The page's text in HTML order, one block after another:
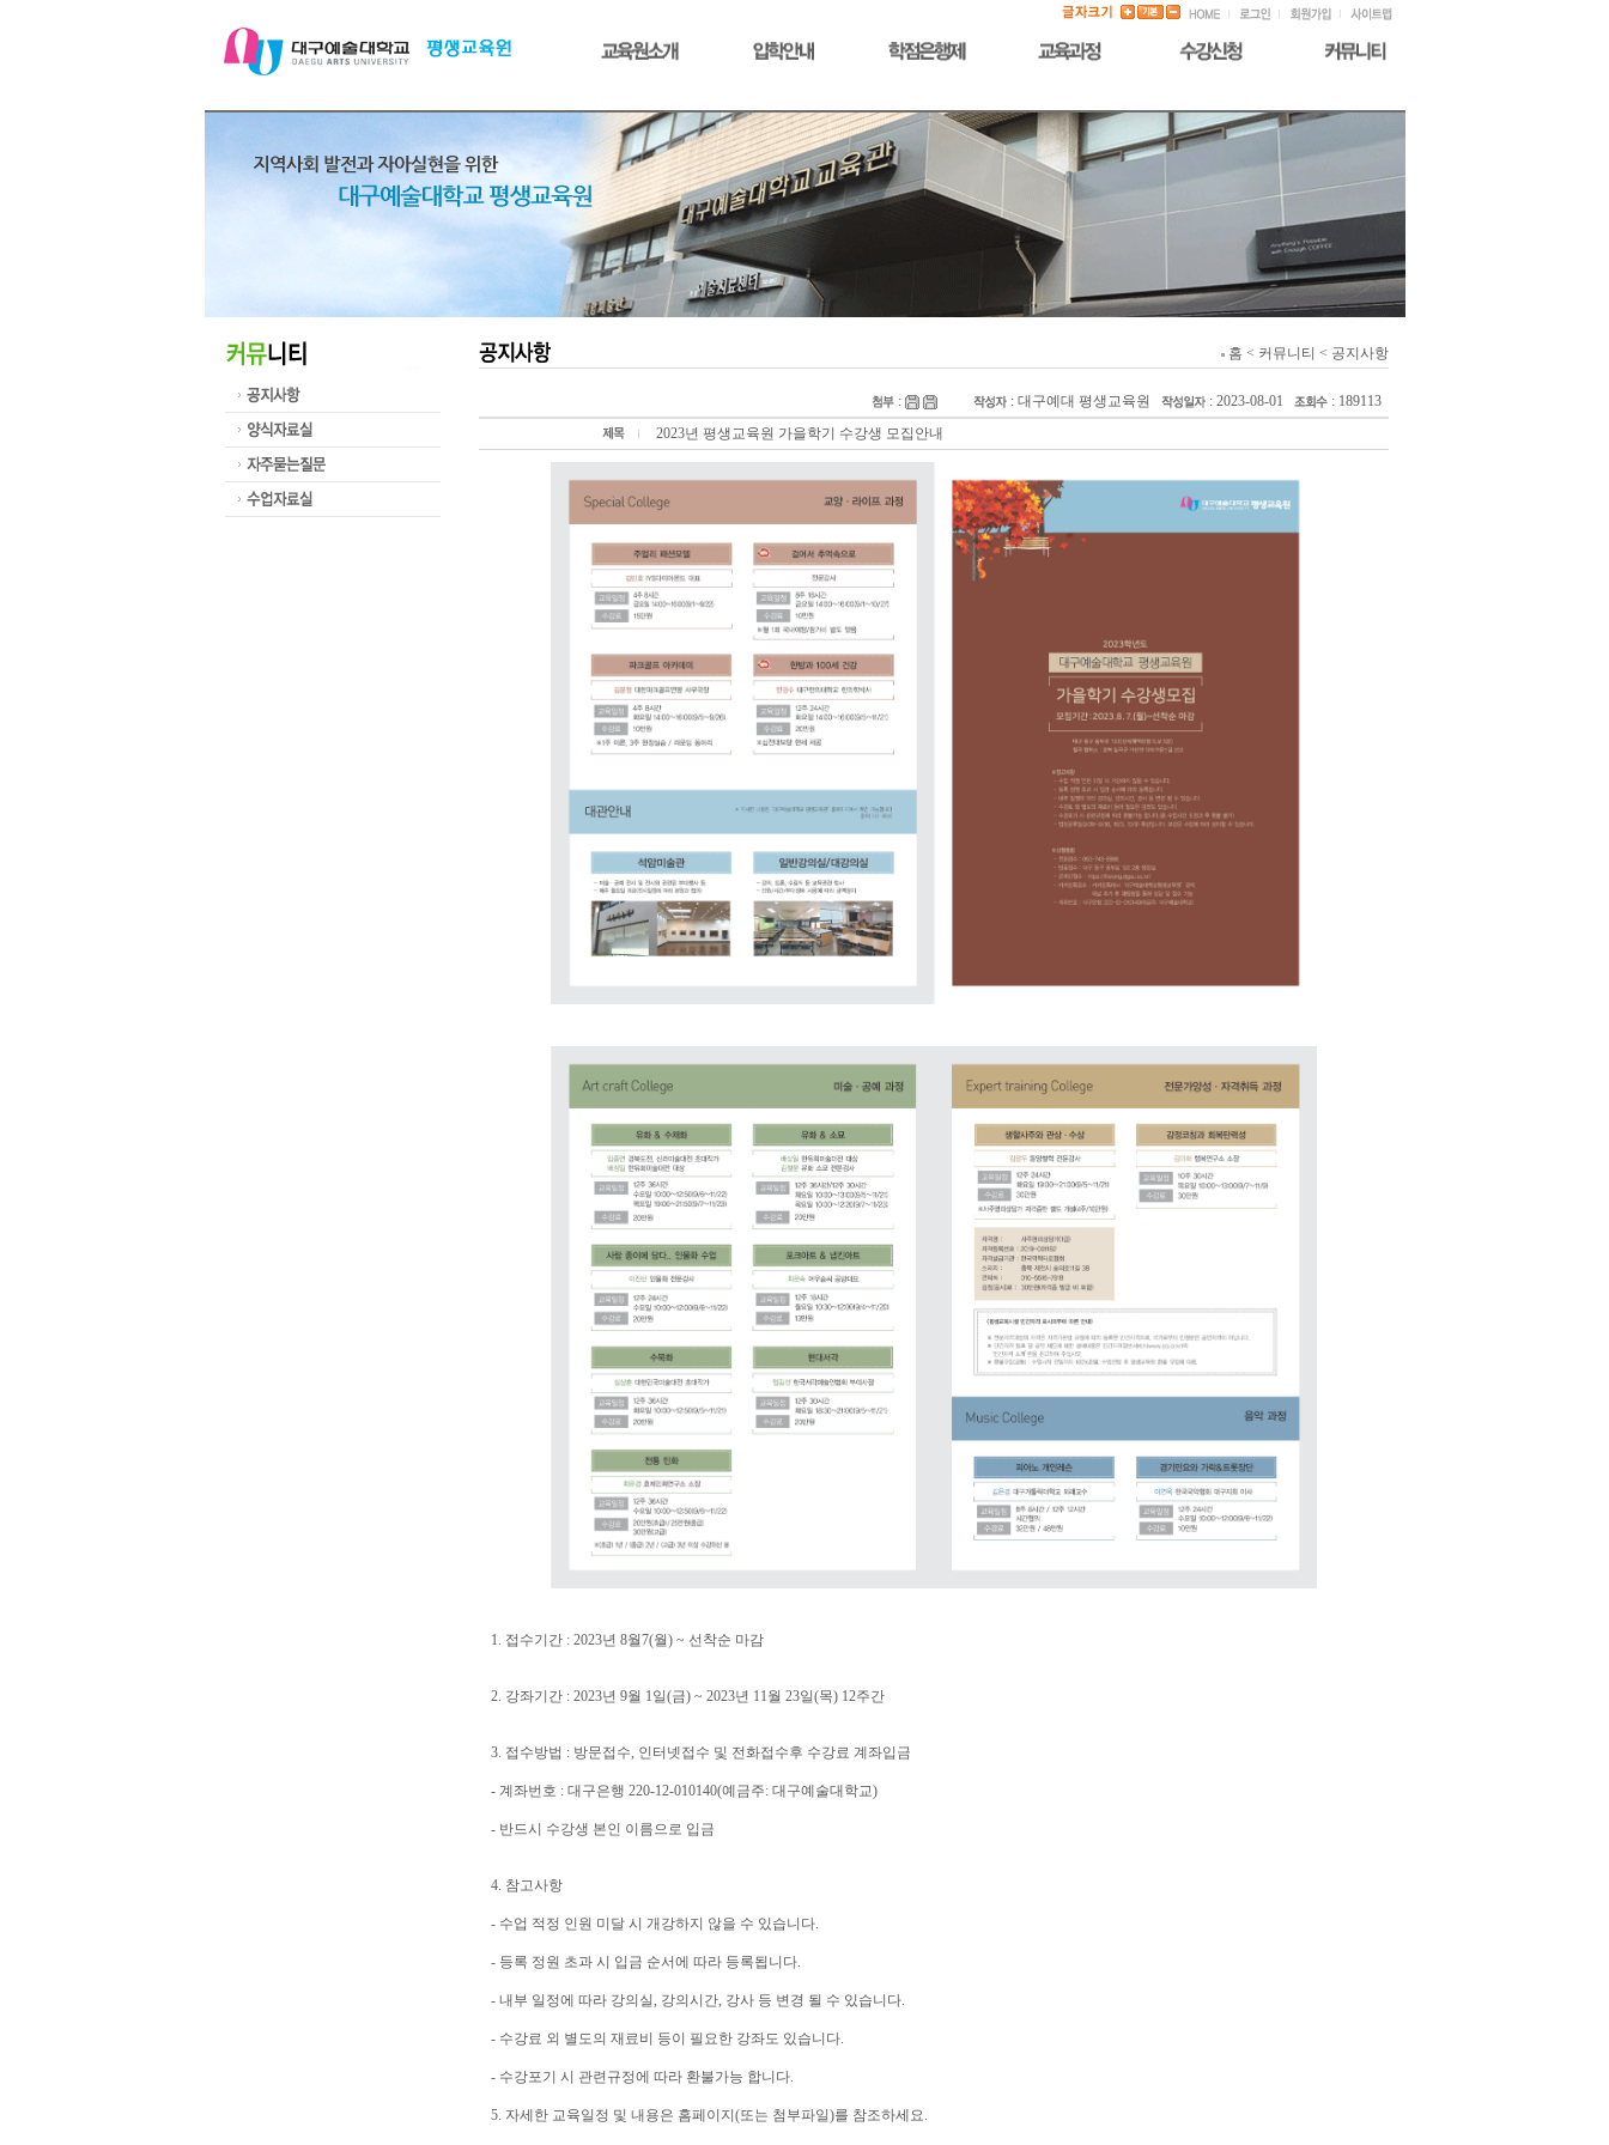
홈 < 커뮤니티 < 공지사항
: : 대구예대 평생교육원 : 2023-08-01
: 189113
2023년 평생교육원 가을학기 수강생 모집안내
1. 접수기간 : 2023년 8월7(월) ~ 선착순 마감
2. 강좌기간 : 2023년 9월 1일(금) ~ 2023년 11월 23일(목) 12주간
3. 접수방법 : 방문접수, 인터넷접수 및 전화접수후 수강료 계좌입금
- 계좌번호 : 대구은행 220-12-010140(예금주: 대구예술대학교)
- 반드시 수강생 본인 이름으로 입금
4. 참고사항
- 수업 적정 인원 미달 시 개강하지 않을 수 있습니다.
- 등록 정원 초과 시 입금 순서에 따라 등록됩니다.
- 내부 일정에 따라 강의실, 강의시간, 강사 등 변경 될 수 있습니다.
- 수강료 외 별도의 재료비 등이 필요한 강좌도 있습니다.
- 수강포기 시 관련규정에 따라 환불가능 합니다.
5. 자세한 교육일정 및 내용은 홈페이지(또는 첨부파일)를 참조하세요.